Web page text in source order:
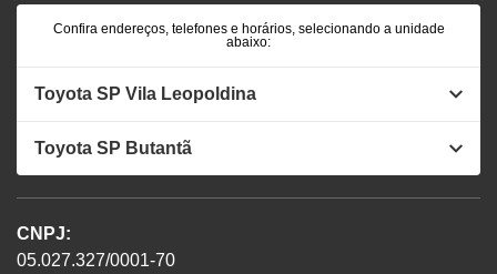
Confira endereços, telefones e horários, selecionando a unidade
abaixo:
Toyota SP Vila Leopoldina
Toyota SP Butantã
CNPJ:
05.027.327/0001-70